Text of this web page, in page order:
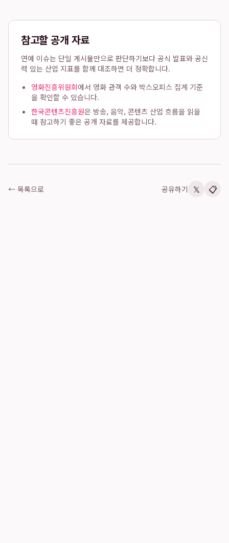
참고할 공개 자료
연예 이슈는 단일 게시물만으로 판단하기보다 공식 발표와 공신
력 있는 산업 지표를 함께 대조하면 더 정확합니다.
영화진흥위원회에서 영화 관객 수와 박스오피스 집계 기준
을 확인할 수 있습니다.
한국콘텐츠진흥원은 방송, 음악, 콘텐츠 산업 흐름을 읽을
때 참고하기 좋은 공개 자료를 제공합니다.
← 목록으로 공유하기 𝕏 📋